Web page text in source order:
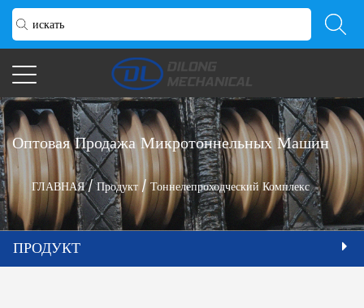
Оптовая Продажа Микротоннельных Машин
ГЛАВНАЯ/Продукт/Тоннелепроходческий Комплекс
ПРОДУКТ